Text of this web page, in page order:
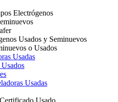
Electrógenos
Usados y Seminuevos
o Usados
Usadas
Usadas
Usado